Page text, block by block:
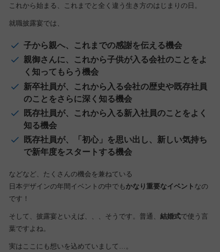
これから始まる、これまでと全く違う生き方のはじまりの日。
就職披露宴では、
子から親へ、これまでの感謝を伝える機会
親御さんに、これから子供が入る会社のことをよ
く知ってもらう機会
新卒社員が、これから入る会社の歴史や既存社員
のことをさらに深く知る機会
既存社員が、これから入る新入社員のことをよく
知る機会
既存社員が、「初心」を思い出し、新しい気持ち
で新年度をスタートする機会
などなど、たくさんの機会を兼ねている
日本デザインの年間イベントの中でもかなり重要なイベント なの
です！
そして、披露宴といえば、、、そうです。普通、 結婚式で使う言
葉ですよね。
実はここにも想いを込めていまして…。